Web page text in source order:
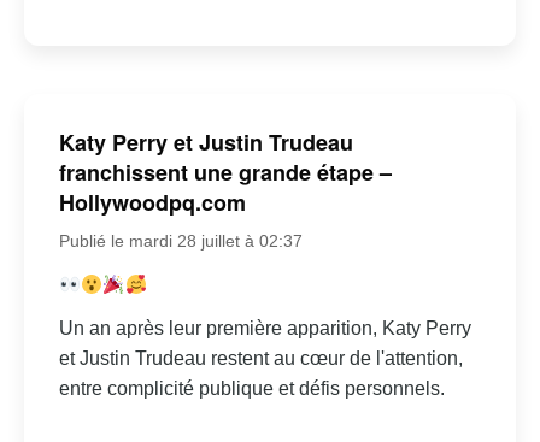
Katy Perry et Justin Trudeau
franchissent une grande étape –
Hollywoodpq.com
Publié le mardi 28 juillet à 02:37
Un an après leur première apparition, Katy Perry
et Justin Trudeau restent au cœur de l'attention,
entre complicité publique et défis personnels.